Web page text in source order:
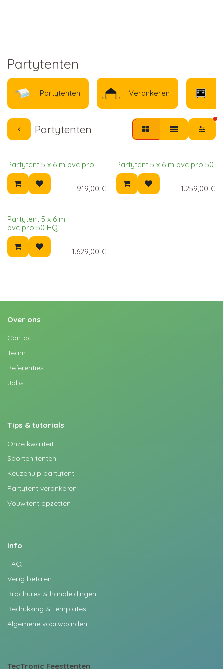
Partytenten
Partytenten Verankeren
Partytenten
Partytent 5 x 6 m pvc pro
919,00 €
Partytent 5 x 6 m pvc pro 50
1.259,00 €
Partytent 5 x 6 m
pvc pro 50 HQ
1.629,00 €
Over ons
Contact
Team
Referenties
Jobs
Tips & tutorials
Onze kwaliteit
Soorten tenten
Keuzehulp partytent
Partytent verankeren
Vouwtent opzetten
Info
FAQ
Veilig betalen
Brochures & handleidingen
Bedrukking & templates
Algemene voorwaarden
TecTronic Feesttenten